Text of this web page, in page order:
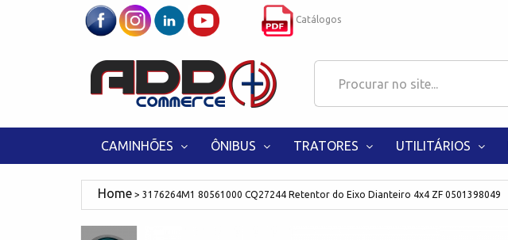
Catálogos
CAMINHÕES ÔNIBUS TRATORES UTILITÁRIOS
3176264M1 80561000 CQ27244 Retentor do Eixo Dianteiro 4x4 ZF 0501398049